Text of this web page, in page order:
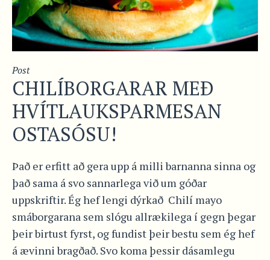
Post
CHILÍBORGARAR MEÐ
HVÍTLAUKSPARMESAN
OSTASÓSU!
Það er erfitt að gera upp á milli barnanna sinna og
það sama á svo sannarlega við um góðar
uppskriftir. Ég hef lengi dýrkað Chilí mayo
smáborgarana sem slógu allrækilega í gegn þegar
þeir birtust fyrst, og fundist þeir bestu sem ég hef
á ævinni bragðað. Svo koma þessir dásamlegu